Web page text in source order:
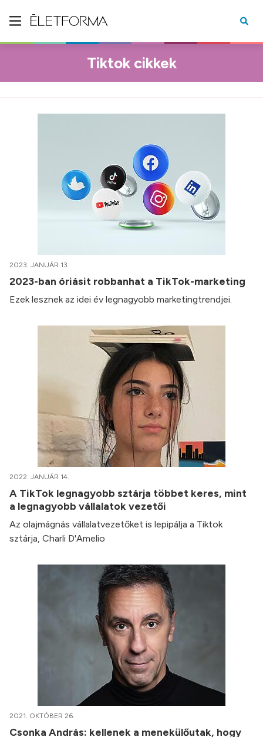
Tiktok cikkek
2023. JANUÁR 13.
2023-ban óriásit robbanhat a TikTok-marketing
Ezek lesznek az idei év legnagyobb marketingtrendjei.
2022. JANUÁR 14.
A TikTok legnagyobb sztárja többet keres, mint
a legnagyobb vállalatok vezetői
Az olajmágnás vállalatvezetőket is lepipálja a Tiktok
sztárja, Charli D'Amelio
2021. OKTÓBER 26.
Csonka András: kellenek a menekülőutak, hogy